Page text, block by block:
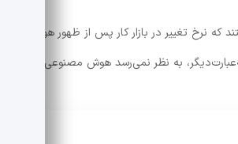
که نرخ تغییر در بازار کار پس از ظهور هوش
به نظر نمی‌رسد هوش مصنوعی تاکنون از